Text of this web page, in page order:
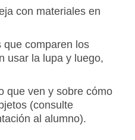
con materiales en
que comparen los
usar la lupa y luego,
que ven y sobre cómo
(consulte
al alumno).